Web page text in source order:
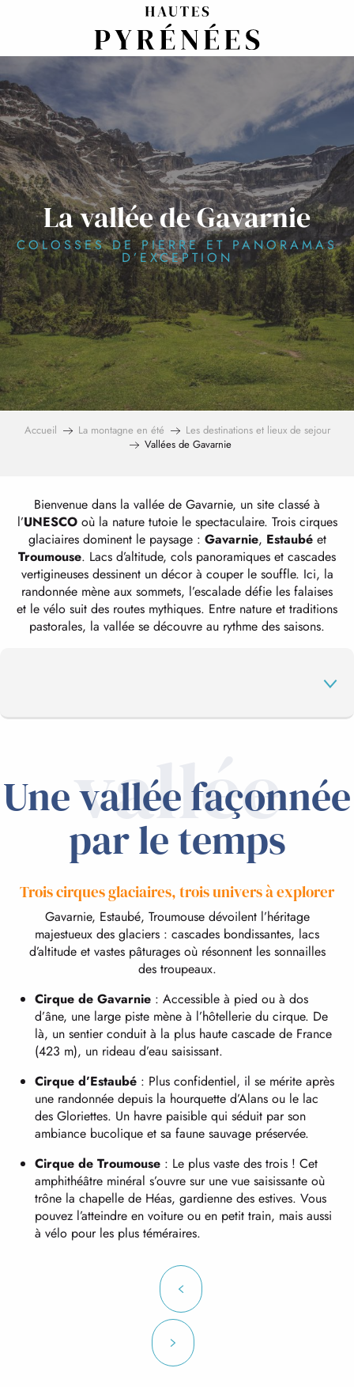
principal
La vallée de Gavarnie
COLOSSES DE PIERRE ET PANORAMAS
D’EXCEPTION
Accueil La montagne en été
Les destinations et lieux de sejour
Vallées de Gavarnie
Bienvenue dans la vallée de Gavarnie, un site classé à
l’UNESCOoù la nature tutoie le spectaculaire. Trois cirques
glaciaires dominent le paysage : Gavarnie, Estaubéet
Troumouse. Lacs d’altitude, cols panoramiques et cascades
vertigineuses dessinent un décor à couper le souffle. Ici, la
randonnée mène aux sommets, l’escalade défie les falaises
et le vélo suit des routes mythiques. Entre nature et traditions
pastorales, la vallée se découvre au rythme des saisons.
LES ACTIVITÉS OUTDOOR
EN VACANCES
LE CIRQUE DE GAVARNIE
vallée
Une vallée façonnée
par le temps
Trois cirques glaciaires, trois univers à explorer
Gavarnie, Estaubé, Troumouse dévoilent l’héritage
majestueux des glaciers : cascades bondissantes, lacs
d’altitude et vastes pâturages où résonnent les sonnailles
des troupeaux.
Cirque de Gavarnie : Accessible à pied ou à dos
d’âne, une large piste mène à l’hôtellerie du cirque. De
là, un sentier conduit à la plus haute cascade de France
(423 m), un rideau d’eau saisissant.
Cirque d’Estaubé : Plus confidentiel, il se mérite après
une randonnée depuis la hourquette d’Alans ou le lac
des Gloriettes. Un havre paisible qui séduit par son
ambiance bucolique et sa faune sauvage préservée.
Cirque de Troumouse : Le plus vaste des trois ! Cet
amphithéâtre minéral s’ouvre sur une vue saisissante où
trône la chapelle de Héas, gardienne des estives. Vous
pouvez l’atteindre en voiture ou en petit train, mais aussi
à vélo pour les plus téméraires.